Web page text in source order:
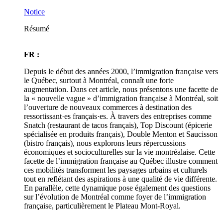
Notice
Résumé
FR :
Depuis le début des années 2000, l’immigration française vers
le Québec, surtout à Montréal, connaît une forte
augmentation. Dans cet article, nous présentons une facette de
la « nouvelle vague » d’immigration française à Montréal, soit
l’ouverture de nouveaux commerces à destination des
ressortissant·es français·es. À travers des entreprises comme
Snatch (restaurant de tacos français), Top Discount (épicerie
spécialisée en produits français), Double Menton et Saucisson
(bistro français), nous explorons leurs répercussions
économiques et socioculturelles sur la vie montréalaise. Cette
facette de l’immigration française au Québec illustre comment
ces mobilités transforment les paysages urbains et culturels
tout en reflétant des aspirations à une qualité de vie différente.
En parallèle, cette dynamique pose également des questions
sur l’évolution de Montréal comme foyer de l’immigration
française, particulièrement le Plateau Mont-Royal.